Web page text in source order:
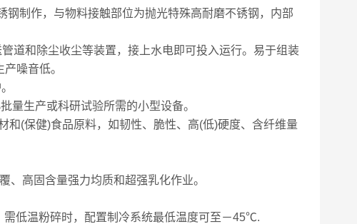
制作，与物料接触部位为抛光特殊高耐磨不锈钢，内部
道和除尘收尘等装置，接上水电即可投入运行。易于组装
噪音低。
量生产或科研试验所需的小型设备。
(保健)食品原料，如韧性、脆性、高(低)硬度、含纤维量
、高固含量强力均质和超强乳化作业。
低温粉碎时，配置制冷系统最低温度可至－45℃.